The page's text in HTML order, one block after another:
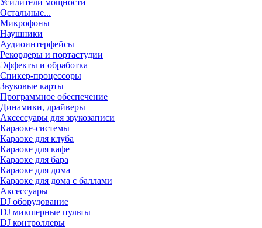
Усилители мощности
Остальные...
Микрофоны
Наушники
Аудиоинтерфейсы
Рекордеры и портастудии
Эффекты и обработка
Спикер-процессоры
Звуковые карты
Программное обеспечение
Динамики, драйверы
Аксессуары для звукозаписи
Караоке-системы
Караоке для клуба
Караоке для кафе
Караоке для бара
Караоке для дома
Караоке для дома с баллами
Аксессуары
DJ оборудование
DJ микшерные пульты
DJ контроллеры